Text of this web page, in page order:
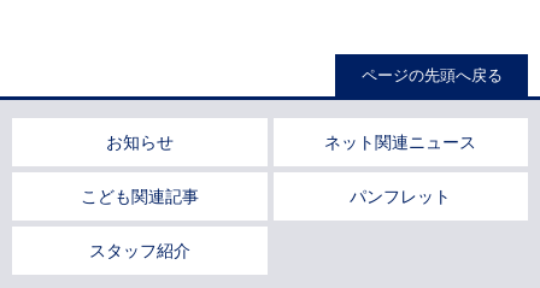
ページの先頭へ戻る
お知らせ ネット関連ニュース
こども関連記事 パンフレット
スタッフ紹介